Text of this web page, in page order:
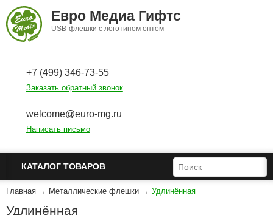
Перейти к основному содержанию
Евро Медиа Гифтс
USB-флешки с логотипом оптом
+7 (499) 346-73-55
Заказать обратный звонок
welcome@euro-mg.ru
Написать письмо
КАТАЛОГ ТОВАРОВ ФОРМА ПОИСКА
ПОИСК
Главная → Металлические флешки → Удлинённая
Удлинённая